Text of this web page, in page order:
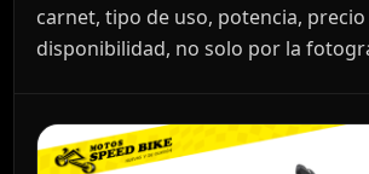
carnet, tipo de uso, potencia, precio
disponibilidad, no solo por la